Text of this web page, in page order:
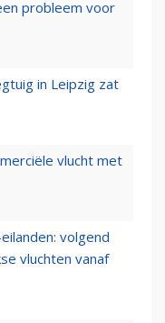
probleem voor
in Leipzig zat
vlucht met
volgend
vluchten vanaf